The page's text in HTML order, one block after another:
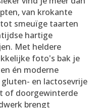
van krokante
smeuïge taarten
hartige
Met heldere
foto's bak je
én moderne
en lactosevrije
of doorgewinterde
brengt